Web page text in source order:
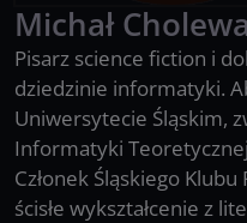
MichałCholewa
Pisarz science fiction i
dziedzinie informatyki.
Uniwersytecie Śląskim,
Informatyki
Członek Śląskiego
ścisłe wykształcenie z